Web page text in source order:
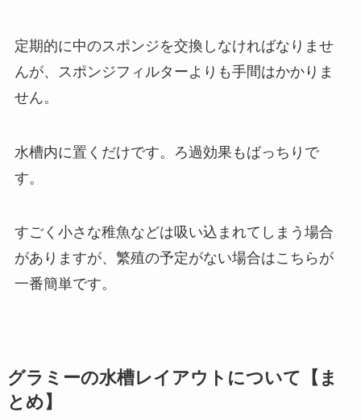
定期的に中のスポンジを交換しなければなりませ
んが、スポンジフィルターよりも手間はかかりま
せん。
水槽内に置くだけです。ろ過効果もばっちりで
す。
すごく小さな稚魚などは吸い込まれてしまう場合
がありますが、繁殖の予定がない場合はこちらが
一番簡単です。
グラミーの水槽レイアウトについて【ま
とめ】